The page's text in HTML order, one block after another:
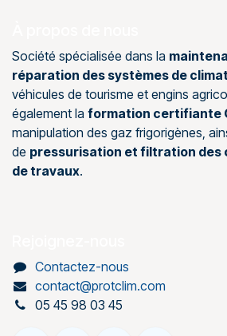
Société spécialisée dans la
réparation des systèmes de
véhicules de tourisme et engins
également la formation certifiante
manipulation des gaz frigorigènes,
de pressurisation et filtration des
de travaux.
Contactez-nous
contact@protclim.com
05 45 98 03 45